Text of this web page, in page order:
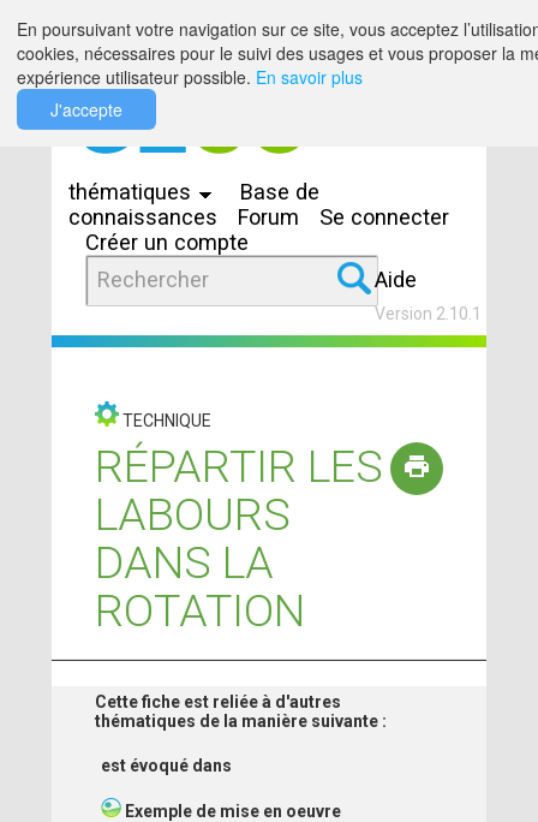
thématiques
Base de
connaissances
Forum
Se connecter
Créer un compte
Aide
Version 2.10.1
TECHNIQUE
RÉPARTIR LES
LABOURS
DANS LA
ROTATION
Cette fiche est reliée à d'autres
thématiques de la manière suivante :
est évoqué dans
Exemple de mise en oeuvre
En poursuivant votre navigation sur ce site, vous acceptez
cookies, nécessaires pour le suivi des usages et vous proposer la
expérience utilisateur possible. En savoir plus
J'accepte